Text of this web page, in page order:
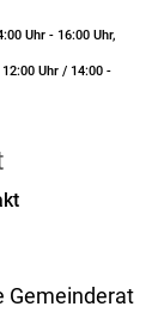
Uhr - 16:00 Uhr,
Uhr / 14:00 -
Gemeinderat